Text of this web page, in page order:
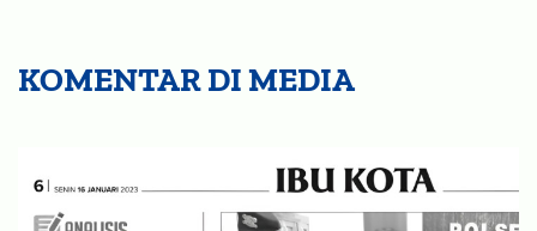
KOMENTAR DI MEDIA